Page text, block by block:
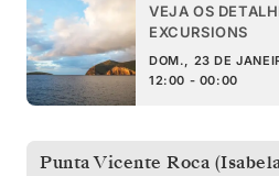
VEJA OS
EXCURSIONS
DOM., 23 DE
12:00 - 00:00
Punta Vicente Roca